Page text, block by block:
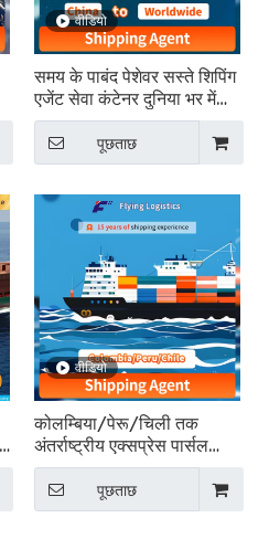
वीडियो
समय के पाबंद पेशेवर सस्ते शिपिंग
एजेंट सेवा कंटेनर दुनिया भर में
शिपिंग
पूछताछ
वीडियो
कोलम्बिया/पेरू/चिली तक
अंतर्राष्ट्रीय एक्सप्रेस पार्सल
डिलिवरी रसद सेवाएँ
पूछताछ